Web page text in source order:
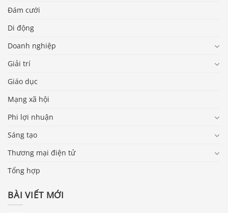
Đám cưới
Di động
Doanh nghiệp
Giải trí
Giáo dục
Mạng xã hội
Phi lợi nhuận
Sáng tạo
Thương mại điện tử
Tổng hợp
BÀI VIẾT MỚI